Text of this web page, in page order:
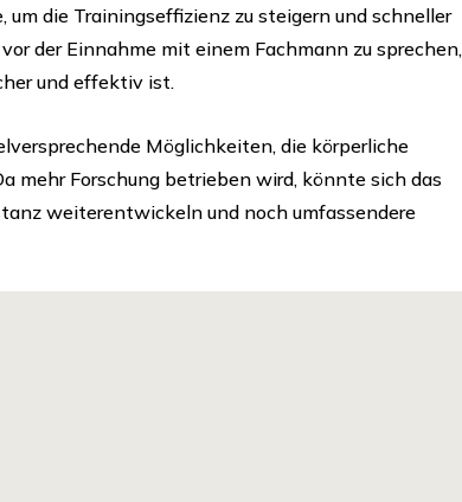
um die Trainingseffizienz zu steigern und schneller
der Einnahme mit einem Fachmann zu sprechen,
und effektiv ist.
Möglichkeiten, die körperliche
mehr Forschung betrieben wird, könnte sich das
weiterentwickeln und noch umfassendere